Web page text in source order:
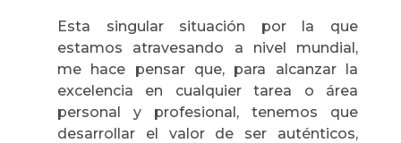
Esta singular situación por la que
estamos atravesando a nivel mundial,
me hace pensar que, para alcanzar la
excelencia en cualquier tarea o área
personal y profesional, tenemos que
desarrollar el valor de ser auténticos,